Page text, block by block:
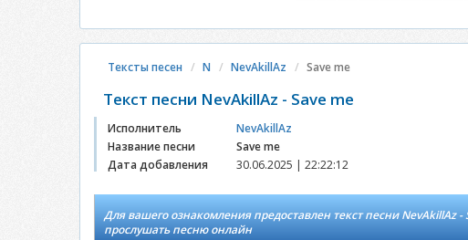
Тексты песен N NevAkillAz Save me
Текст песни NevAkillAz - Save me
Исполнитель
NevAkillAz
Название песни
Save me
Дата добавления
30.06.2025 | 22:22:12
Для вашего ознакомления предоставлен текст песни
прослушать песню онлайн